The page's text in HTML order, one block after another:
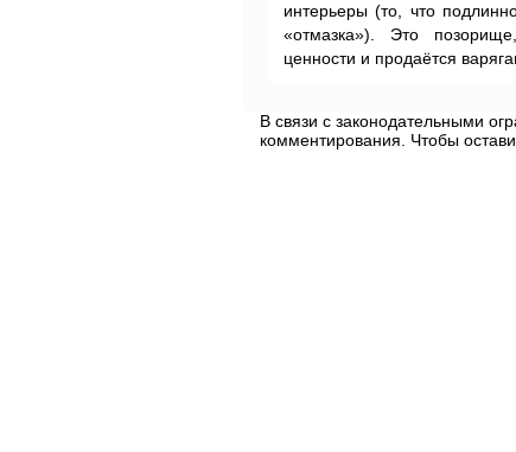
интерьеры (то, что
«отмазка»). Это
ценности и продаётся
В связи с законодательными
комментирования. Чтобы